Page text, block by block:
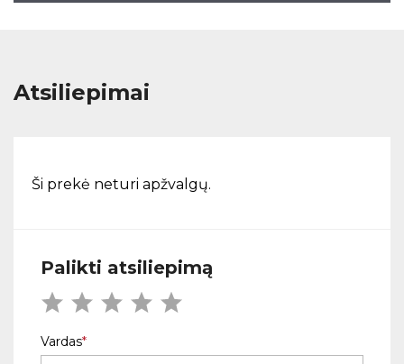
Atsiliepimai
Ši prekė neturi apžvalgų.
Palikti atsiliepimą
Vardas